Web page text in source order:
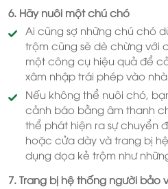
6. Hãy nuôi một chú chó
Ai cũng sợ những chú chó
trộm cũng sẽ dè chừng với
một công cụ hiệu quả để
xâm nhập trái phép vào nhà
Nếu không thể nuôi chó,
cảnh báo bằng âm thanh
thể phát hiện ra sự chuyển
hoặc cửa dày và trang bị
dụng dọa kẻ trộm như
7. Trang bị hệ thống người bảo